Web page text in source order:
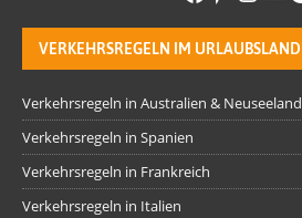
VERKEHRSREGELN IM URLAUBSLAND
Verkehrsregeln in Australien & Neuseeland
Verkehrsregeln in Spanien
Verkehrsregeln in Frankreich
Verkehrsregeln in Italien